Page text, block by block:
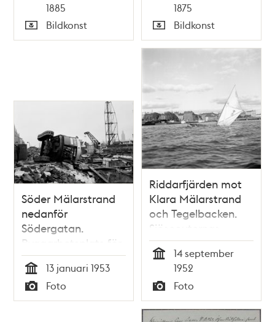
1885
Typ
Bildkonst
1875
Typ
Bildkonst
Söder Mälarstrand
nedanför
Södergatan.
Byggarbetsplats för
brobygget av den
nya järnvägsbron
(Södra
Järnvägsbron) där
Tid
13 januari 1953
Typ
Foto
Riddarfjärden mot
Klara Mälarstrand
och Tegelbacken.
Sjöscouternas
seglingstävling. En
båt har kapsejsat
14 september
1952
Typ
Foto